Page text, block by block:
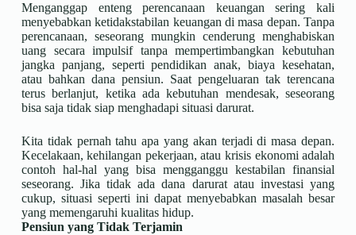
Menganggap enteng perencanaan keuangan sering kali
menyebabkan ketidakstabilan keuangan di masa depan. Tanpa
perencanaan, seseorang mungkin cenderung menghabiskan
uang secara impulsif tanpa mempertimbangkan kebutuhan
jangka panjang, seperti pendidikan anak, biaya kesehatan,
atau bahkan dana pensiun. Saat pengeluaran tak terencana
terus berlanjut, ketika ada kebutuhan mendesak, seseorang
bisa saja tidak siap menghadapi situasi darurat.
Kita tidak pernah tahu apa yang akan terjadi di masa depan.
Kecelakaan, kehilangan pekerjaan, atau krisis ekonomi adalah
contoh hal-hal yang bisa mengganggu kestabilan finansial
seseorang. Jika tidak ada dana darurat atau investasi yang
cukup, situasi seperti ini dapat menyebabkan masalah besar
yang memengaruhi kualitas hidup.
Pensiun yang Tidak Terjamin